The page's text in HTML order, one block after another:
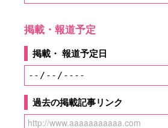
掲載・報道予定
掲載・ 報道予定日
過去の掲載記事リンク